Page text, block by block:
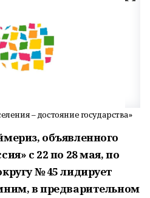
– достояние государства»
объявленного
с 22 по 28 мая, по
№ 45 лидирует
в предварительном